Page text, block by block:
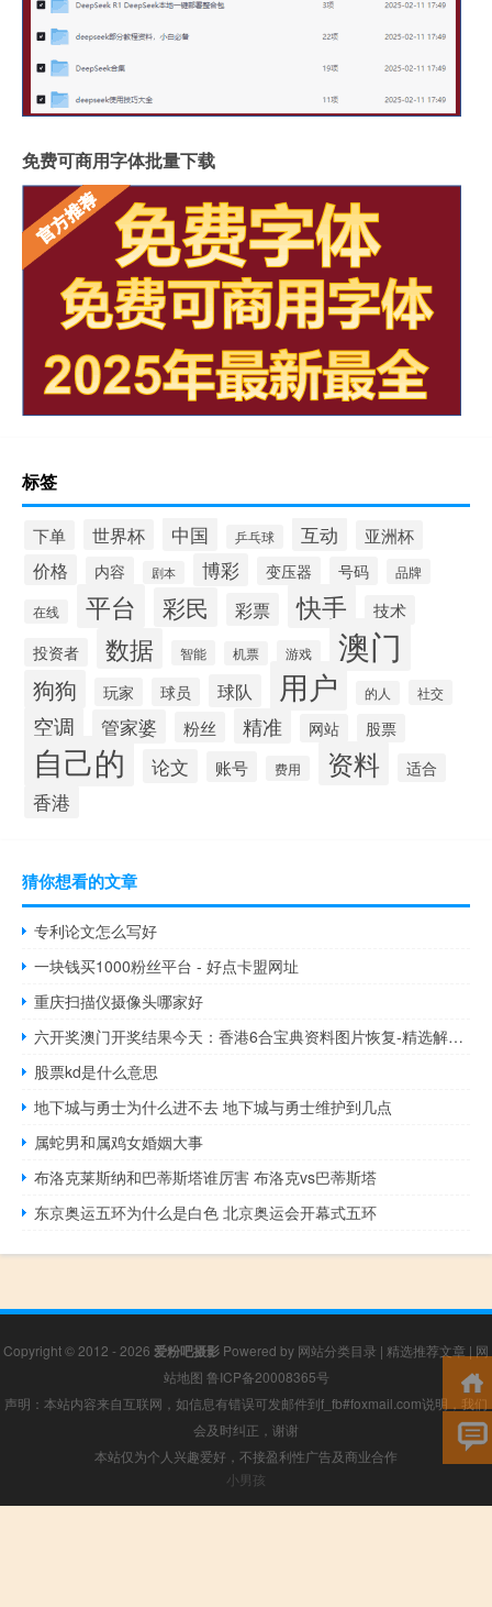
免费可商用字体批量下载
标签
下单 世界杯 中国 乒乓球 互动 亚洲杯
价格 内容 剧本 博彩 变压器 号码 品牌
在线 平台 彩民 彩票 快手 技术
投资者 数据 智能 机票 游戏 澳门
狗狗 玩家 球员 球队 用户 的人 社交
空调 管家婆 粉丝 精准 网站 股票
自己的 论文 账号 费用 资料 适合
香港
猜你想看的文章
专利论文怎么写好
一块钱买1000粉丝平台 - 好点卡盟网址
重庆扫描仪摄像头哪家好
六开奖澳门开奖结果今天：香港6合宝典资料图片恢复-精选解析解释-1872.CC.91
股票kd是什么意思
地下城与勇士为什么进不去 地下城与勇士维护到几点
属蛇男和属鸡女婚姻大事
布洛克莱斯纳和巴蒂斯塔谁厉害 布洛克vs巴蒂斯塔
东京奥运五环为什么是白色 北京奥运会开幕式五环
Copyright © 2012 - 2026 爱粉吧摄影 Powered by 网站分类目录 | 精选推荐文章 | 网
站地图 鲁ICP备20008365号
声明：本站内容来自互联网，如信息有错误可发邮件到f_fb#foxmail.com说明，我们
会及时纠正，谢谢
本站仅为个人兴趣爱好，不接盈利性广告及商业合作
小男孩